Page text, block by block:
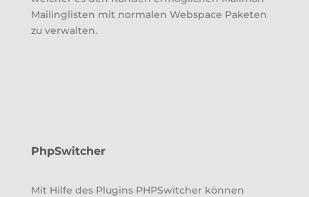
Mailinglisten mit normalen Webspace Paketen
zu verwalten.
PhpSwitcher
Mit Hilfe des Plugins PHPSwitcher können